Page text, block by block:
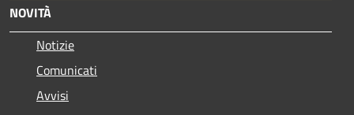
NOVITÀ
Notizie
Comunicati
Avvisi